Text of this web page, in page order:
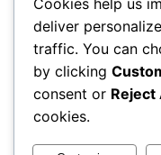
Cookies help us
deliver
traffic. You can
by clicking
consent or Reject
cookies.